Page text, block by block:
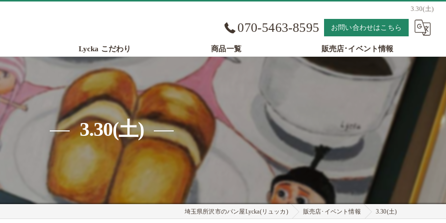
3.30(土)
070-5463-8595 お問い合わせはこちら
Lycka こだわり 商品一覧 販売店･イベント情報
3.30(土)
埼玉県所沢市のパン屋Lycka(リュッカ) 販売店･イベント情報 3.30(土)